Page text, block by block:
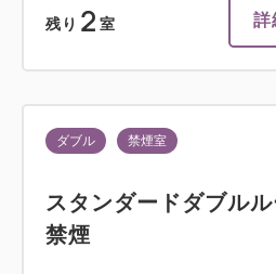
残り 2 室 詳
ダブル 禁煙室
スタンダードダブルル
禁煙